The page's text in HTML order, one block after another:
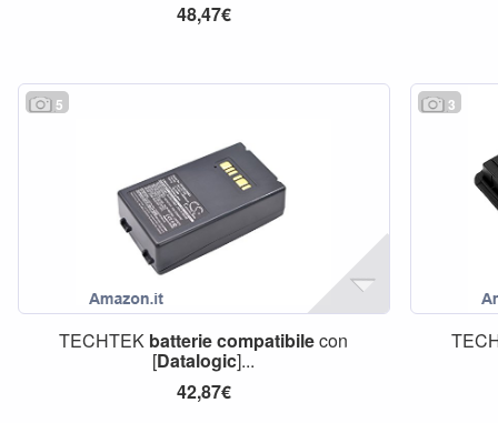
48,47€
5
TECHTEK batteriecompatibilecon
[Datalogic]...
42,87€
3